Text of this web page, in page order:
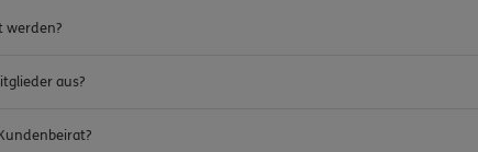
werden?
aus?